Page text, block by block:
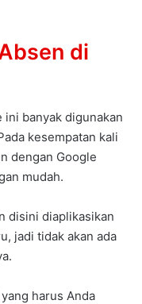
di
banyak digunakan
kesempatan kali
dengan Google
mudah.
disini diaplikasikan
jadi tidak akan ada
harus Anda